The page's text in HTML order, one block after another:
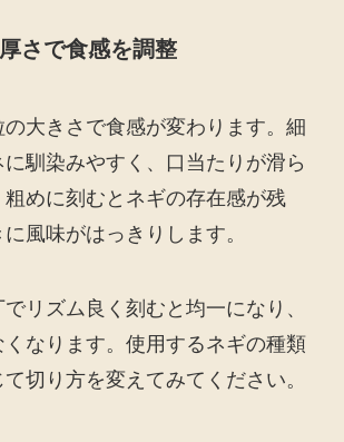
さで食感を調整
大きさで食感が変わります。細
馴染みやすく、口当たりが滑ら
めに刻むとネギの存在感が残
風味がはっきりします。
リズム良く刻むと均一になり、
なります。使用するネギの種類
切り方を変えてみてください。